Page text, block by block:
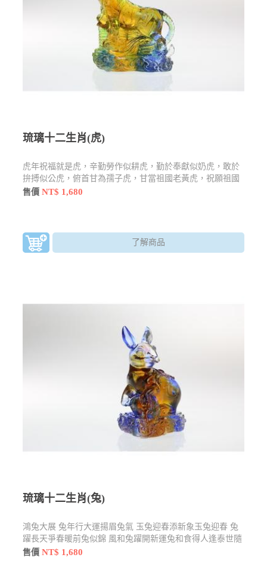
琉璃十二生肖(虎)
虎年祝福就是虎，辛勤勞作似耕虎，勤於奉獻似奶虎，敢於
拚搏似公虎，俯首甘為孺子虎，甘當祖國老黃虎，祝願祖國
虎更虎
售價NT$ 1,680
了解商品
琉璃十二生肖(兔)
鴻兔大展 兔年行大運揚眉兔氣 玉兔迎春添新象玉兔迎春 兔
躍長天爭春暖前兔似錦 風和兔躍開新運兔和食得人逢泰世隨
兔躍
售價NT$ 1,680